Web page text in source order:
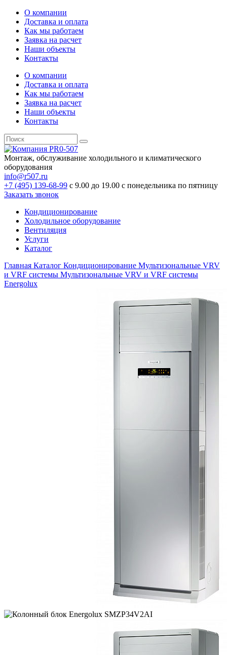
О компании
Доставка и оплата
Как мы работаем
Заявка на расчет
Наши объекты
Контакты
О компании
Доставка и оплата
Как мы работаем
Заявка на расчет
Наши объекты
Контакты
Монтаж, обслуживание холодильного и климатического
оборудования
info@r507.ru
+7 (495) 139-68-99 с 9.00 до 19.00 с понедельника по пятницу
Заказать звонок
Кондиционирование
Холодильное оборудование
Вентиляция
Услуги
Каталог
Главная Каталог Кондиционирование Мультизональные VRV
и VRF системы Мультизональные VRV и VRF системы
Energolux